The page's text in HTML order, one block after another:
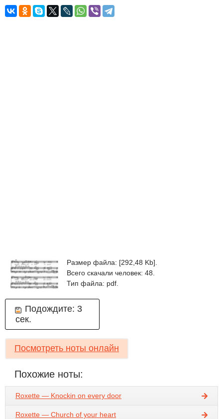
Размер файла: [292,48 Kb].
Всего скачали человек: 48.
Тип файла: pdf.
Подождите: 2
сек.
Посмотреть ноты онлайн
Похожие ноты:
Roxette — Knockin on every door
Roxette — Church of your heart